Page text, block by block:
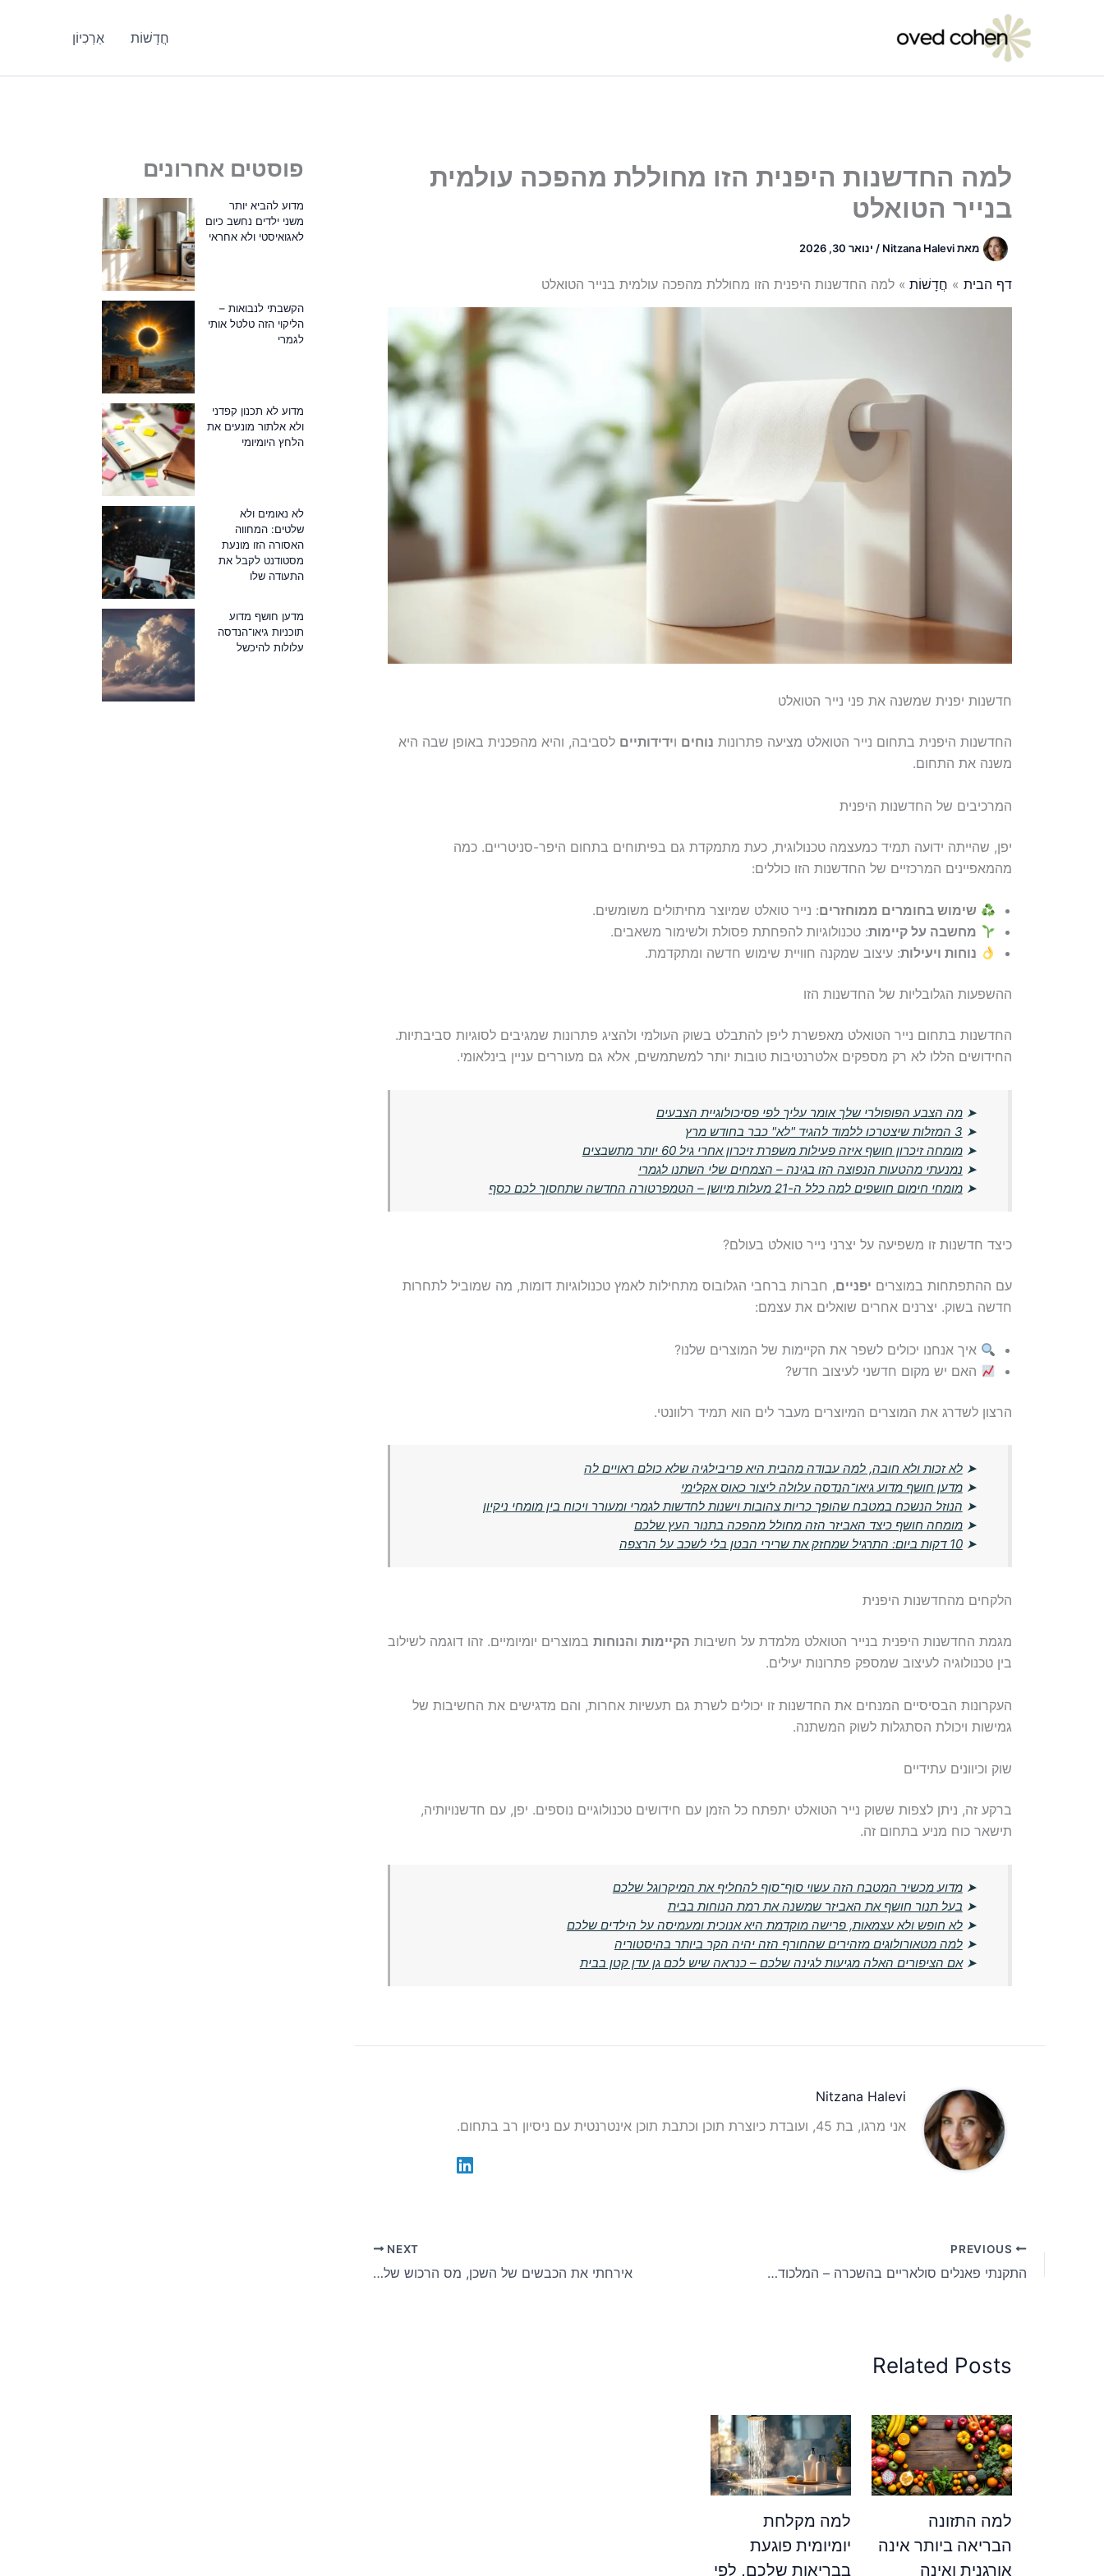
חֲדָשׁוֹת אַרְכִיוֹן
למה החדשנות היפנית הזו מחוללת מהפכה עולמית
בנייר הטואלט
מאתNitzana Halevi
/ ינואר 30, 2026
דף הבית חֲדָשׁוֹת למה החדשנות היפנית הזו מחוללת מהפכה עולמית בנייר הטואלט
חדשנות יפנית שמשנה את פני נייר הטואלט
החדשנות היפנית בתחום נייר הטואלט מציעה פתרונות נוחים וידידותיים לסביבה, והיא מהפכנית באופן שבה היא
משנה את התחום.
המרכיבים של החדשנות היפנית
יפן, שהייתה ידועה תמיד כמעצמה טכנולוגית, כעת מתמקדת גם בפיתוחים בתחום היפר-סניטריים. כמה
מהמאפיינים המרכזיים של החדשנות הזו כוללים:
שימוש בחומרים ממוחזרים: נייר טואלט שמיוצר מחיתולים משומשים.
מחשבה על קיימות: טכנולוגיות להפחתת פסולת ולשימור משאבים.
נוחות ויעילות: עיצוב שמקנה חוויית שימוש חדשה ומתקדמת.
ההשפעות הגלובליות של החדשנות הזו
החדשנות בתחום נייר הטואלט מאפשרת ליפן להתבלט בשוק העולמי ולהציג פתרונות שמגיבים לסוגיות סביבתיות.
החידושים הללו לא רק מספקים אלטרנטיבות טובות יותר למשתמשים, אלא גם מעוררים עניין בינלאומי.
➤מה הצבע הפופולרי שלך אומר עליך לפי פסיכולוגיית הצבעים
➤ 3 המזלות שיצטרכו ללמוד להגיד "לא" כבר בחודש מרץ
➤מומחה זיכרון חושף איזה פעילות משפרת זיכרון אחרי גיל 60 יותר מתשבצים
➤ נמנעתי מהטעות הנפוצה הזו בגינה – הצמחים שלי השתנו לגמרי
➤מומחי חימום חושפים למה כלל ה-21 מעלות מיושן – הטמפרטורה החדשה שתחסוך לכם כסף
כיצד חדשנות זו משפיעה על יצרני נייר טואלט בעולם?
עם ההתפתחות במוצרים יפניים, חברות ברחבי הגלובוס מתחילות לאמץ טכנולוגיות דומות, מה שמוביל לתחרות
חדשה בשוק. יצרנים אחרים שואלים את עצמם:
איך אנחנו יכולים לשפר את הקיימות של המוצרים שלנו?
האם יש מקום חדשני לעיצוב חדש?
הרצון לשדרג את המוצרים המיוצרים מעבר לים הוא תמיד רלוונטי.
➤לא זכות ולא חובה, למה עבודה מהבית היא פריבילגיה שלא כולם ראויים לה
➤מדען חושף מדוע גיאו־הנדסה עלולה ליצור כאוס אקלימי
➤ הנוזל הנשכח במטבח שהופך כריות צהובות וישנות לחדשות לגמרי ומעורר ויכוח בין מומחי ניקיון
➤מומחה חושף כיצד האביזר הזה מחולל מהפכה בתנור העץ שלכם
➤10 דקות ביום: התרגיל שמחזק את שרירי הבטן בלי לשכב על הרצפה
הלקחים מהחדשנות היפנית
מגמת החדשנות היפנית בנייר הטואלט מלמדת על חשיבות הקיימות והנוחות במוצרים יומיומיים. זהו דוגמה לשילוב
בין טכנולוגיה לעיצוב שמספק פתרונות יעילים.
העקרונות הבסיסיים המנחים את החדשנות זו יכולים לשרת גם תעשיות אחרות, והם מדגישים את החשיבות של
גמישות ויכולת הסתגלות לשוק המשתנה.
שוק וכיוונים עתידיים
ברקע זה, ניתן לצפות ששוק נייר הטואלט יתפתח כל הזמן עם חידושים טכנולוגיים נוספים. יפן, עם חדשנויותיה,
תישאר כוח מניע בתחום זה.
➤מדוע מכשיר המטבח הזה עשוי סוף־סוף להחליף את המיקרוגל שלכם
➤ בעל תנור חושף את האביזר שמשנה את רמת הנוחות בבית
➤לא חופש ולא עצמאות, פרישה מוקדמת היא אנוכית ומעמיסה על הילדים שלכם
➤למה מטאורולוגים מזהירים שהחורף הזה יהיה הקר ביותר בהיסטוריה
➤אם הציפורים האלה מגיעות לגינה שלכם – כנראה שיש לכם גן עדן קטן בבית
Nitzana Halevi
אני מרגו, בת 45, ועובדת כיוצרת תוכן וכתבת תוכן אינטרנטית עם ניסיון רב בתחום.
התקנתי פאנלים סולאריים בהשכרה – המלכודת המסית עלתה לי ביוקר
NEXT
אירחתי את הכבשים של השכן, מס הרכוש שלי זינק
Related Posts
למה התזונה
הבריאה ביותר אינה
אורגנית ואינה
למה מקלחת
יומיומית פוגעת
בבריאות שלכם, לפי
פוסטים אחרונים
מדוע להביא יותר
משני ילדים נחשב כיום
לאגואיסטי ולא אחראי
הקשבתי לנבואות –
הליקוי הזה טלטל אותי
לגמרי
מדוע לא תכנון קפדני
ולא אלתור מונעים את
הלחץ היומיומי
לא נאומים ולא
שלטים: המחווה
האסורה הזו מונעת
מסטודנט לקבל את
התעודה שלו
מדען חושף מדוע
תוכניות גיאו־הנדסה
עלולות להיכשל